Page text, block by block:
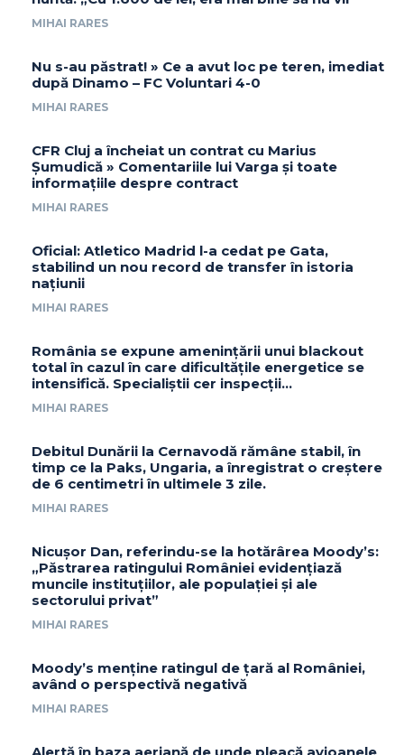
MIHAI RARES
Nu s-au păstrat! » Ce a avut loc pe teren, imediat
după Dinamo – FC Voluntari 4-0
MIHAI RARES
CFR Cluj a încheiat un contrat cu Marius
Șumudică » Comentariile lui Varga și toate
informațiile despre contract
MIHAI RARES
Oficial: Atletico Madrid l-a cedat pe Gata,
stabilind un nou record de transfer în istoria
națiunii
MIHAI RARES
România se expune amenințării unui blackout
total în cazul în care dificultățile energetice se
intensifică. Specialiștii cer inspecții…
MIHAI RARES
Debitul Dunării la Cernavodă rămâne stabil, în
timp ce la Paks, Ungaria, a înregistrat o creștere
de 6 centimetri în ultimele 3 zile.
MIHAI RARES
Nicușor Dan, referindu-se la hotărârea Moody’s:
„Păstrarea ratingului României evidențiază
muncile instituțiilor, ale populației și ale
sectorului privat”
MIHAI RARES
Moody’s menține ratingul de țară al României,
având o perspectivă negativă
MIHAI RARES